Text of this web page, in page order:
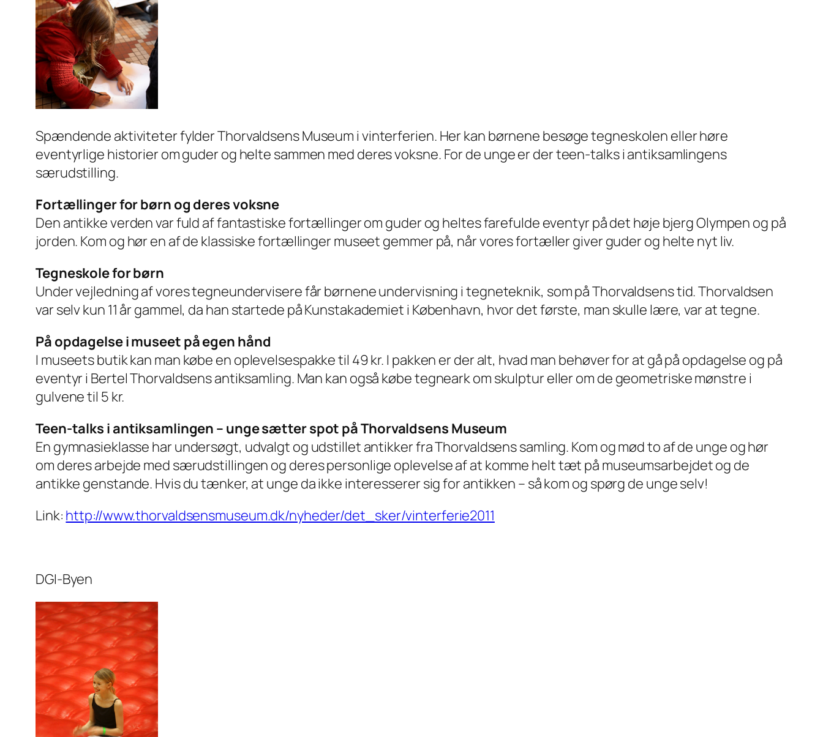
Spændende aktiviteter fylder Thorvaldsens Museum i vinterferien. Her kan børnene besøge tegneskolen eller høre
eventyrlige historier om guder og helte sammen med deres voksne. For de unge er der teen-talks i antiksamlingens
særudstilling.
Fortællinger for børn og deres voksne
Den antikke verden var fuld af fantastiske fortællinger om guder og heltes farefulde eventyr på det høje bjerg Olympen og på
jorden. Kom og hør en af de klassiske fortællinger museet gemmer på, når vores fortæller giver guder og helte nyt liv.
Tegneskole for børn
Under vejledning af vores tegneundervisere får børnene undervisning i tegneteknik, som på Thorvaldsens tid. Thorvaldsen
var selv kun 11 år gammel, da han startede på Kunstakademiet i København, hvor det første, man skulle lære, var at tegne.
På opdagelse i museet på egen hånd
I museets butik kan man købe en oplevelsespakke til 49 kr. I pakken er der alt, hvad man behøver for at gå på opdagelse og på
eventyr i Bertel Thorvaldsens antiksamling. Man kan også købe tegneark om skulptur eller om de geometriske mønstre i
gulvene til 5 kr.
Teen-talks i antiksamlingen – unge sætter spot på Thorvaldsens Museum
En gymnasieklasse har undersøgt, udvalgt og udstillet antikker fra Thorvaldsens samling. Kom og mød to af de unge og hør
om deres arbejde med særudstillingen og deres personlige oplevelse af at komme helt tæt på museumsarbejdet og de
antikke genstande. Hvis du tænker, at unge da ikke interesserer sig for antikken – så kom og spørg de unge selv!
Link: http://www.thorvaldsensmuseum.dk/nyheder/det_sker/vinterferie2011
DGI-Byen